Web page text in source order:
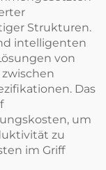
Strukturen.
intelligenten
von
Das
um
zu
im Griff